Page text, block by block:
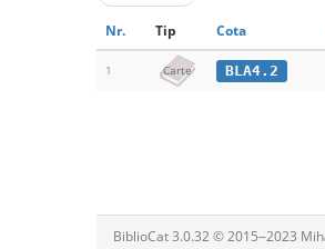
Nr. Tip Cota
1 Carte BLA4.2
BiblioCat 3.0.32 © 2015‒2023